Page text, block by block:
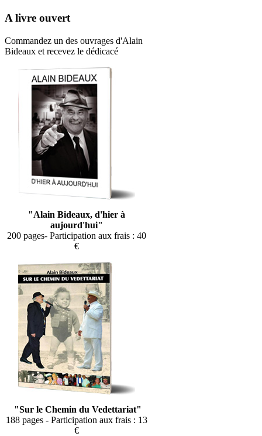
A livre ouvert
Commandez un des ouvrages d'Alain
Bideaux et recevez le dédicacé
"Alain Bideaux, d'hier à
aujourd'hui"
200 pages- Participation aux frais : 40
€
"Sur le Chemin du Vedettariat"
188 pages - Participation aux frais : 13
€